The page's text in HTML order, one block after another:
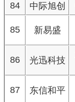
84 中际旭创
85 新易盛
86 光迅科技
87 东信和平